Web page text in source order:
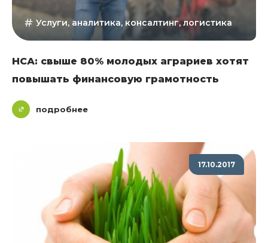
Услуги, аналитика, консалтинг, логистика
НСА: свыше 80% молодых аграриев хотят
повышать финансовую грамотность
подробнее
17.10.2017